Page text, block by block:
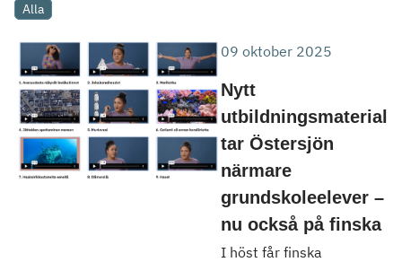
Alla
09 oktober 2025
Nytt
utbildningsmaterial
tar Östersjön
närmare
grundskoleelever –
nu också på finska
I höst får finska